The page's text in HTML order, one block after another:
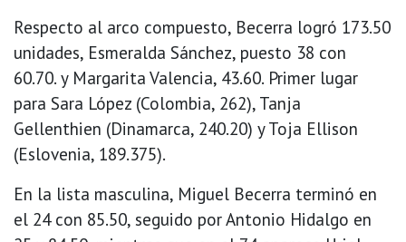
Respecto al arco compuesto, Becerra logró 173.50
unidades, Esmeralda Sánchez, puesto 38 con
60.70. y Margarita Valencia, 43.60. Primer lugar
para Sara López (Colombia, 262), Tanja
Gellenthien (Dinamarca, 240.20) y Toja Ellison
(Eslovenia, 189.375).
En la lista masculina, Miguel Becerra terminó en
el 24 con 85.50, seguido por Antonio Hidalgo en